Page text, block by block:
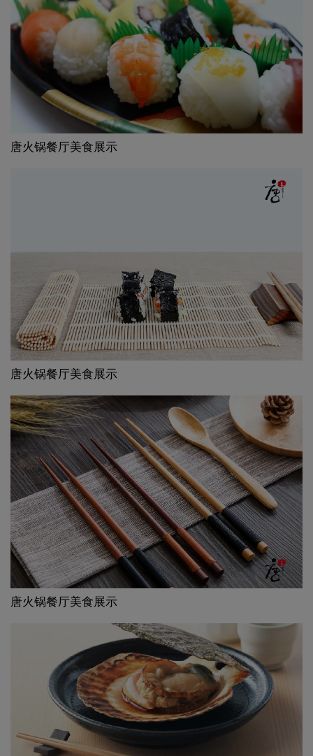
唐火锅餐厅美食展示
唐火锅餐厅美食展示
唐火锅餐厅美食展示